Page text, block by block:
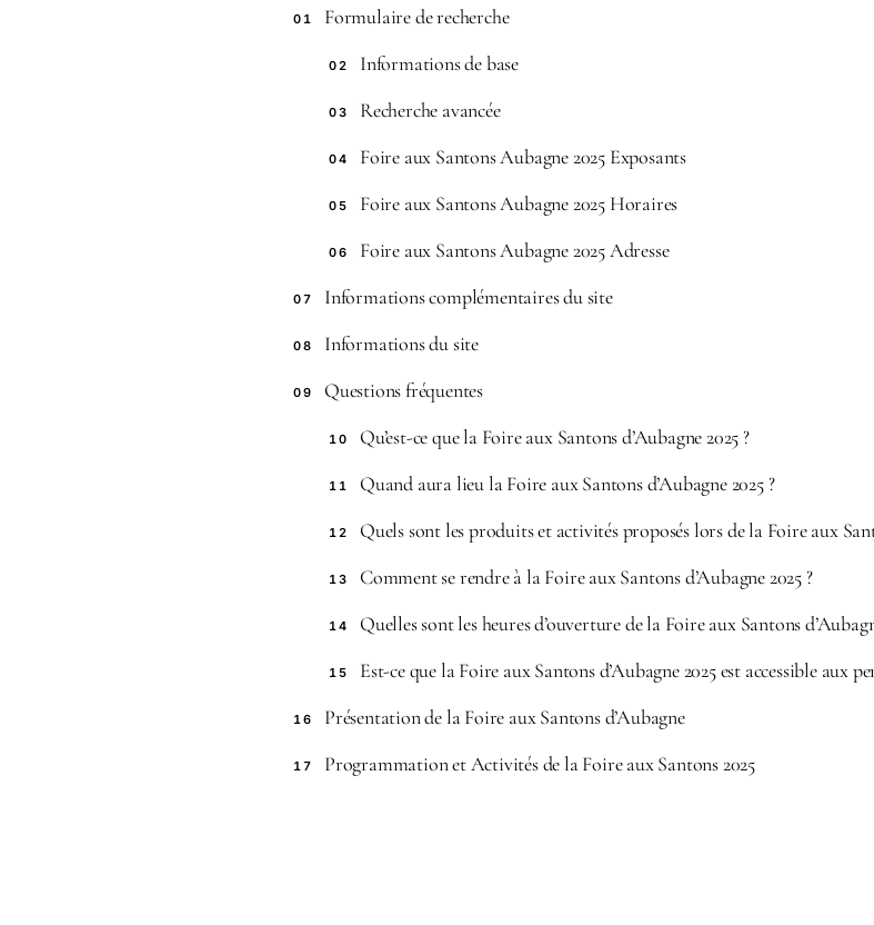
01 Formulaire de recherche
02 Informations de base
03 Recherche avancée
04 Foire aux Santons Aubagne 2025 Exposants
05 Foire aux Santons Aubagne 2025 Horaires
06 Foire aux Santons Aubagne 2025 Adresse
07 Informations complémentaires du site
08 Informations du site
09 Questions fréquentes
10 Qu’est-ce que la Foire aux Santons d’Aubagne 2025 ?
11 Quand aura lieu la Foire aux Santons d’Aubagne 2025 ?
12 Quels sont les produits et activités proposés lors de la Foire aux
13 Comment se rendre à la Foire aux Santons d’Aubagne 2025 ?
14 Quelles sont les heures d’ouverture de la Foire aux Santons
15 Est-ce que la Foire aux Santons d’Aubagne 2025 est accessible aux
16 Présentation de la Foire aux Santons d’Aubagne
17 Programmation et Activités de la Foire aux Santons 2025